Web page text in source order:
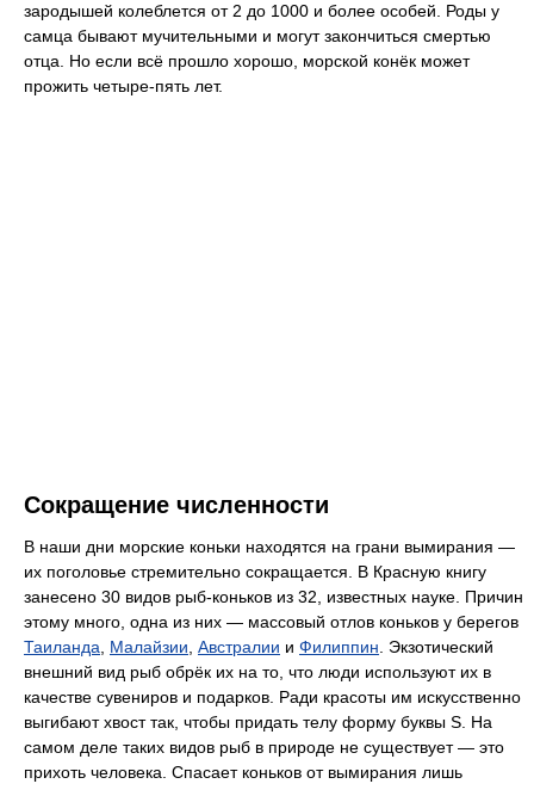
зародышей колеблется от 2 до 1000 и более особей. Роды у
самца бывают мучительными и могут закончиться смертью
отца. Но если всё прошло хорошо, морской конёк может
прожить четыре-пять лет.
Сокращение численности
В наши дни морские коньки находятся на грани вымирания —
их поголовье стремительно сокращается. В Красную книгу
занесено 30 видов рыб-коньков из 32, известных науке. Причин
этому много, одна из них — массовый отлов коньков у берегов
Таиланда
Малайзии Австралии и Филиппин . Экзотический
внешний вид рыб обрёк их на то, что люди используют их в
качестве сувениров и подарков. Ради красоты им искусственно
выгибают хвост так, чтобы придать телу форму буквы S. На
самом деле таких видов рыб в природе не существует — это
прихоть человека. Спасает коньков от вымирания лишь